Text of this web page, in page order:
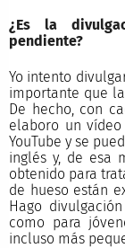
¿Es la
pendiente?
Yo intento
importante que
De hecho, con
elaboro un
YouTube y se
inglés y, de esa
obtenido para
de hueso están
Hago
como para
incluso más